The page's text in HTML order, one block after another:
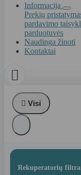
Informacija
Prekių
pardavimo
parduotuvės
Naudinga žinoti
Kontaktai

 Visi
Rekuperatorių